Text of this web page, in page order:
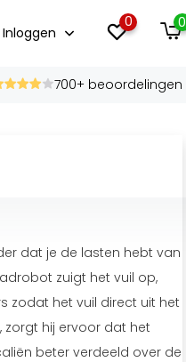
Inloggen
0 0
700+ beoordelingen
dat je de lasten hebt van
zuigt het vuil op,
zodat het vuil direct uit het
hij ervoor dat het
beter verdeeld over de